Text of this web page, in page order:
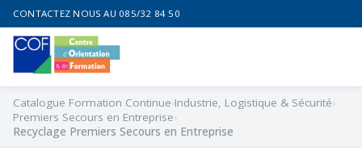
CONTACTEZ NOUS AU 085/32 84 50
Catalogue Formation Continue Industrie, Logistique & Sécurité
Premiers Secours en Entreprise
Recyclage Premiers Secours en Entreprise